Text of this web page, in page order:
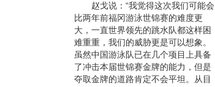
赵戈说：“我觉得这次我们可能会
比两年前福冈游泳世锦赛的难度更
大，一直世界领先的跳水队都这样困
难重重，我们的威胁更是可以想象。
虽然中国游泳队已在几个项目上具备
了冲击本届世锦赛金牌的能力，但是
夺取金牌的道路肯定不会平坦。从目